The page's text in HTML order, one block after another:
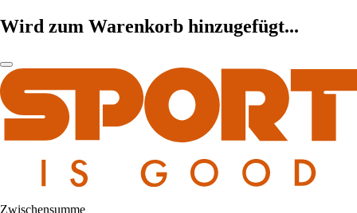
Wird zum Warenkorb hinzugefügt...
Zwischensumme